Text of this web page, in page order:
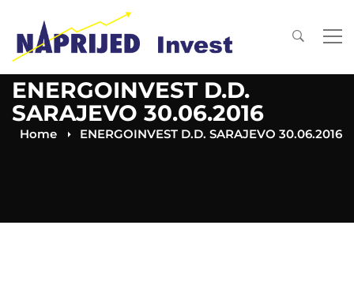
ENERGOINVEST D.D.
SARAJEVO 30.06.2016
Home ENERGOINVEST D.D. SARAJEVO 30.06.2016